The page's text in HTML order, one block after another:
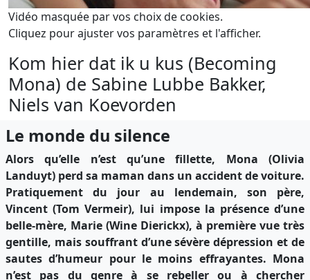
Vidéo masquée par vos choix de cookies.
Cliquez pour ajuster vos paramètres et l'afficher.
Kom hier dat ik u kus (Becoming
Mona) de Sabine Lubbe Bakker,
Niels van Koevorden
Le monde du silence
Alors qu’elle n’est qu’une fillette, Mona (Olivia
Landuyt) perd sa maman dans un accident de voiture.
Pratiquement du jour au lendemain, son père,
Vincent (Tom Vermeir), lui impose la présence d’une
belle-mère, Marie (Wine Dierickx), à première vue très
gentille, mais souffrant d’une sévère dépression et de
sautes d’humeur pour le moins effrayantes. Mona
n’est pas du genre à se rebeller ou à chercher